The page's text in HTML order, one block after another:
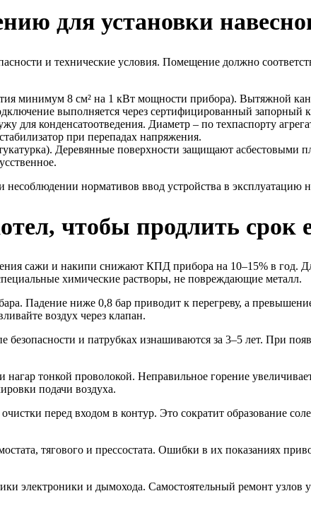
для установки
и технические условия. Помещение должно
минимум 8 см² на 1 кВт мощности прибора). Вытяжной
выполняется через сертифицированный запорный
для конденсатоотведения. Диаметр – по техпаспорту
при перепадах напряжения.
Деревянные поверхности защищают асбестовыми
несоблюдении нормативов ввод устройства в эксплуатацию
чтобы продлить срок
сажи и накипи снижают КПД прибора на 10–15% в год.
химические растворы, не повреждающие металл.
Падение ниже 0,8 бар приводит к перегреву, а
воздух через клапан.
безопасности и патрубках изнашиваются за 3–5 лет. При
нагар тонкой проволокой. Неправильное горение
подачи воздуха.
перед входом в контур. Это сократит образование
тягового и прессостата. Ошибки в их показаниях
электроники и дымохода. Самостоятельный ремонт узлов